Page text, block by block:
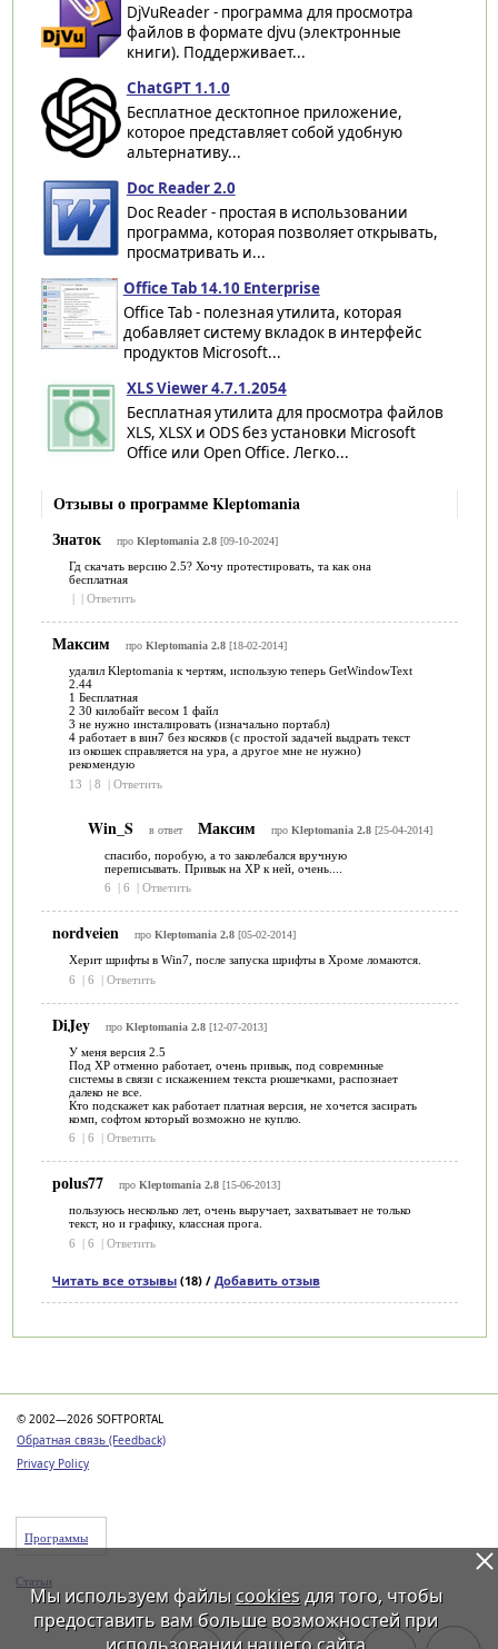
DjVuReader - программа для просмотра
файлов в формате djvu (электронные
книги). Поддерживает...
ChatGPT 1.1.0
Бесплатное десктопное приложение,
которое представляет собой удобную
альтернативу...
Doc Reader 2.0
Doc Reader - простая в использовании
программа, которая позволяет открывать,
просматривать и...
Office Tab 14.10 Enterprise
Office Tab - полезная утилита, которая
добавляет систему вкладок в интерфейс
продуктов Microsoft...
XLS Viewer 4.7.1.2054
Бесплатная утилита для просмотра файлов
XLS, XLSX и ODS без установки Microsoft
Office или Open Office. Легко...
Отзывы о программе Kleptomania
Знаток
про Kleptomania 2.8[09-10-2024]
Гд скачать версию 2.5? Хочу протестировать, та как она
бесплатная
Ответить
Максим про Kleptomania 2.8[18-02-2014]
удалил Kleptomania к чертям, использую теперь GetWindowText
2.44
1 Бесплатная
2 30 килобайт весом 1 файл
3 не нужно инсталировать (изначально портабл)
4 работает в вин7 без косяков (с простой задачей выдрать текст
из окошек справляется на ура, а другое мне не нужно)
рекомендую
13
| 8 | Ответить
Win_S в ответ Максим про Kleptomania 2.8[25-04-2014]
спасибо, поробую, а то заколебался вручную
переписывать. Привык на XP к ней, очень....
6
6 Ответить
nordveien про Kleptomania 2.8[05-02-2014]
Херит шрифты в Win7, после запуска шрифты в Хроме ломаются.
6
| 6 | Ответить
DiJey про Kleptomania 2.8[12-07-2013]
У меня версия 2.5
Под XP отменно работает, очень привык, под совремнные
системы в связи с искажением текста рюшечками, распознает
далеко не все.
Кто подскажет как работает платная версия, не хочется засирать
комп, софтом который возможно не куплю.
6
6 Ответить
роlus77 про Kleptomania 2.8[15-06-2013]
пользуюсь несколько лет, очень выручает, захватывает не только
текст, но и графику, классная прога.
6
| 6 | Ответить
Читать все отзывы(18) / Добавить отзыв
© 2002—2026 SOFTPORTAL
Обратная связь (Feedback)
Privacy Policy
Программы
Статьи
Мы используем файлы cookiesдля того, чтобы
предоставить вам больше возможностей при